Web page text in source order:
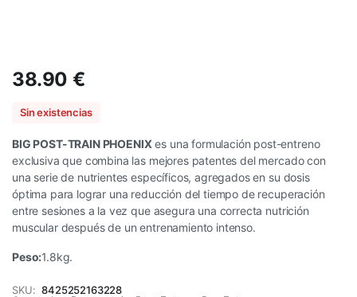
38.90€
Sin existencias
BIG POST-TRAIN PHOENIXes una formulación post-entreno
exclusiva que combina las mejores patentes del mercado con
una serie de nutrientes específicos, agregados en su dosis
óptima para lograr una reducción del tiempo de recuperación
entre sesiones a la vez que asegura una correcta nutrición
muscular después de un entrenamiento intenso.
Peso:1.8kg.
SKU: 8425252163228